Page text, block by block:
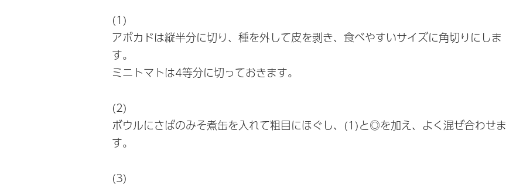
(1)
アボカドは縦半分に切り、種を外して皮を剥き、食べやすいサイズに角切りにしま
す。
ミニトマトは4等分に切っておきます。
(2)
ボウルにさばのみそ煮缶を入れて粗目にほぐし、(1)と◎を加え、よく混ぜ合わせま
す。
(3)